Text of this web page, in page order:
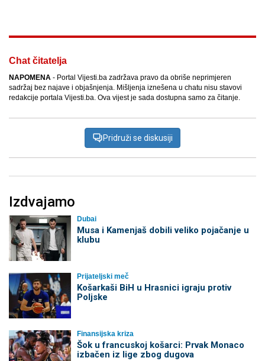
Chat čitatelja
NAPOMENA - Portal Vijesti.ba zadržava pravo da obriše neprimjeren
sadržaj bez najave i objašnjenja. Mišljenja iznešena u chatu nisu stavovi
redakcije portala Vijesti.ba. Ova vijest je sada dostupna samo za čitanje.
Pridruži se diskusiji
Izdvajamo
Dubai
Musa i Kamenjaš dobili veliko pojačanje u
klubu
Prijateljski meč
Košarkaši BiH u Hrasnici igraju protiv
Poljske
Finansijska kriza
Šok u francuskoj košarci: Prvak Monaco
izbačen iz lige zbog dugova